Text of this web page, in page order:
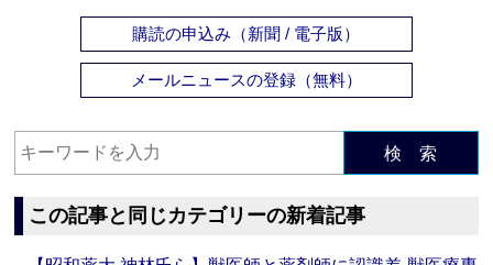
購読の申込み（新聞 / 電子版）
メールニュースの登録（無料）
検 索
この記事と同じカテゴリーの新着記事